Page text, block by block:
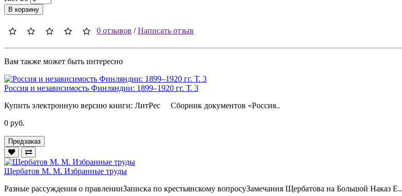
В корзину
0 отзывов /Написать отзыв
Вам также может быть интересно
Россия и независимость Финляндии: 1899–1920 гг. Т. 3
Купить электронную версию книги: ЛитРес Сборник документов «Россия..
0 руб.
Предзаказ
Щербатов М. М. Избранные труды
Разные рассуждения о правленииЗаписка по крестьянскому вопросуЗамечания Щербатова на Большой Наказ Е..